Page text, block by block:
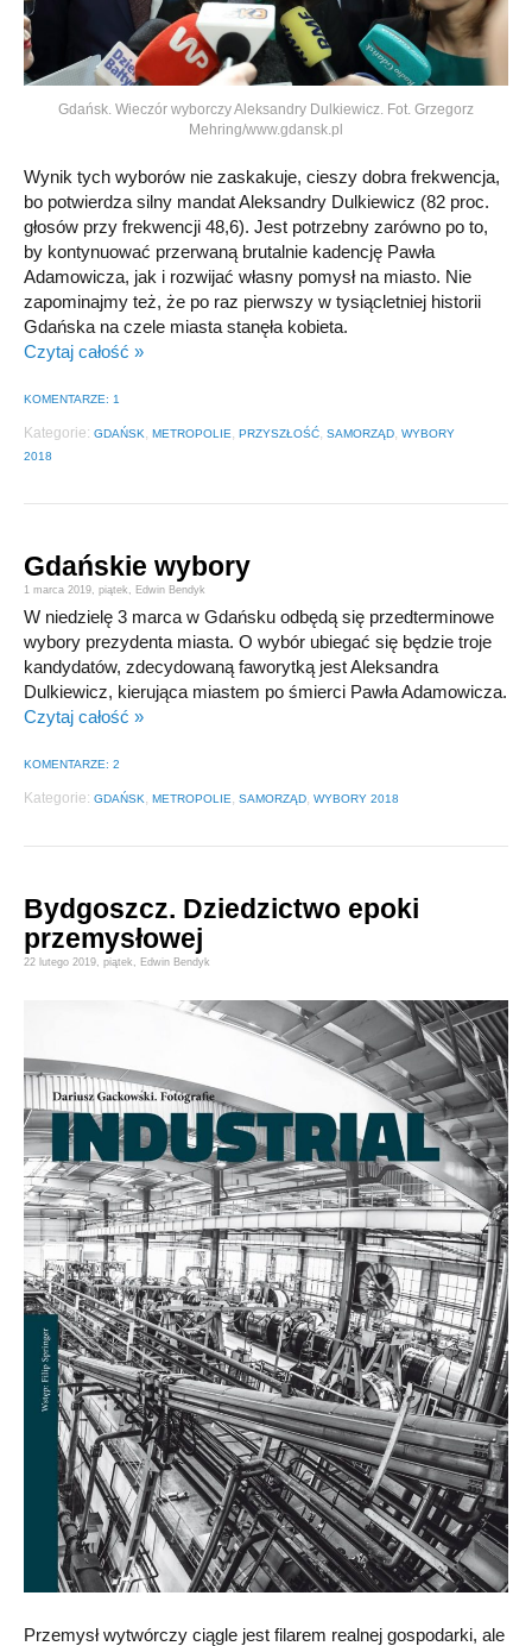
Gdańsk. Wieczór wyborczy Aleksandry Dulkiewicz. Fot. Grzegorz
Mehring/www.gdansk.pl
Wynik tych wyborów nie zaskakuje, cieszy dobra frekwencja,
bo potwierdza silny mandat Aleksandry Dulkiewicz (82 proc.
głosów przy frekwencji 48,6). Jest potrzebny zarówno po to,
by kontynuować przerwaną brutalnie kadencję Pawła
Adamowicza, jak i rozwijać własny pomysł na miasto. Nie
zapominajmy też, że po raz pierwszy w tysiącletniej historii
Gdańska na czele miasta stanęła kobieta.
Czytaj całość »
KOMENTARZE: 1
Kategorie: GDAŃSK METROPOLIE PRZYSZŁOŚĆ SAMORZĄD WYBORY
2018
Gdańskie wybory
1 marca 2019, piątek Edwin Bendyk
W niedzielę 3 marca w Gdańsku odbędą się przedterminowe
wybory prezydenta miasta. O wybór ubiegać się będzie troje
kandydatów, zdecydowaną faworytką jest Aleksandra
Dulkiewicz, kierująca miastem po śmierci Pawła Adamowicza.
Czytaj całość »
KOMENTARZE: 2
Kategorie: GDAŃSK METROPOLIE SAMORZĄD WYBORY 2018
Bydgoszcz. Dziedzictwo epoki
przemysłowej
22 lutego 2019, piątek Edwin Bendyk
Przemysł wytwórczy ciągle jest filarem realnej gospodarki, ale